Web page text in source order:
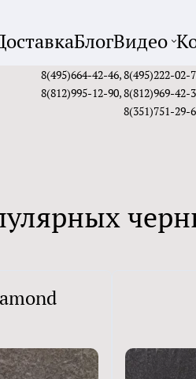
БлогВидео
8(495)664-42-46,8(495)222-02-
8(812)995-12-90,8(812)969-42-
8(351)751-29-